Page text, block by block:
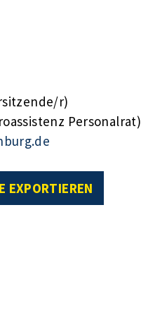
r)
Personalrat)
EXPORTIEREN